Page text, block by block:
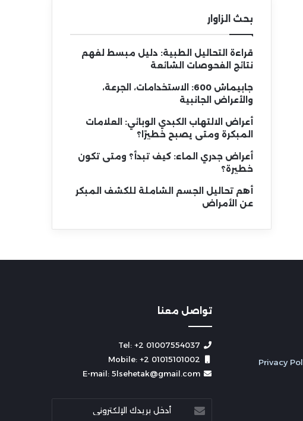
بحث الزاوار
قراءة التحاليل الطبية: دليل مبسط لفهم
نتائج الفحوصات الشائعة
جابيماش 600: الاستخدامات، الجرعة،
والأعراض الجانبية
أعراض الالتهاب الكبدي الوبائي: العلامات
المبكرة ومتى يصبح خطيرًا؟
أعراض جدري الماء: كيف تبدأ؟ ومتى تكون
خطيرة؟
أهم تحاليل الجسم الشاملة للكشف المبكر
عن الأمراض
تواصل معنا
بريدك